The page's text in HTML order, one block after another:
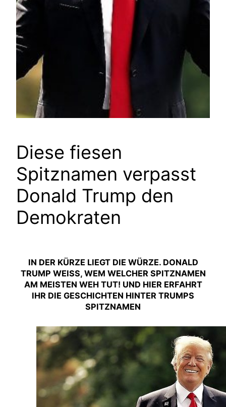
Diese fiesen
Spitznamen verpasst
Donald Trump den
Demokraten
IN DER KÜRZE LIEGT DIE WÜRZE. DONALD
TRUMP WEISS, WEM WELCHER SPITZNAMEN A
M MEISTEN WEH TUT! UND HIER ERFAHRT I
HR DIE GESCHICHTEN HINTER TRUMPS S
PITZNAMEN